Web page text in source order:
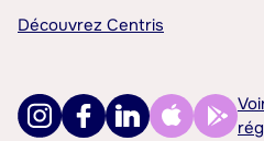
Découvrez Centris